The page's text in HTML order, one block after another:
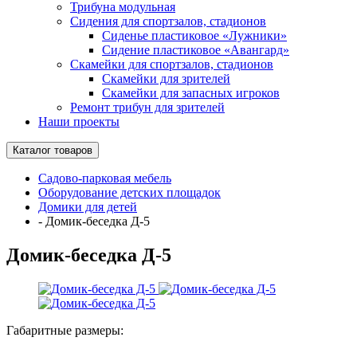
Трибуна модульная
Сидения для спортзалов, стадионов
Сиденье пластиковое «Лужники»
Сидение пластиковое «Авангард»
Скамейки для спортзалов, стадионов
Скамейки для зрителей
Скамейки для запасных игроков
Ремонт трибун для зрителей
Наши проекты
Каталог товаров
Садово-парковая мебель
Оборудование детских площадок
Домики для детей
- Домик-беседка Д-5
Домик-беседка Д-5
Габаритные размеры: